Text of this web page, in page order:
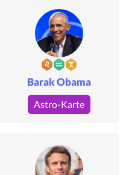
Barak Obama
Astro-Karte